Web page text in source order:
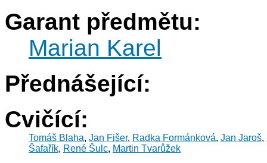
Garant předmětu:
Marian Karel
Přednášející:
Cvičící:
Tomáš Blaha, Jan Fišer, Radka Formánková, Jan Jaroš,
Šafařík, René Šulc, Martin Tvarůžek